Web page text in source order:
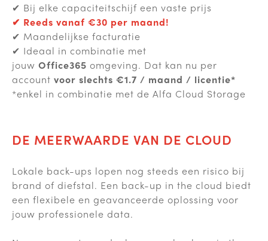
✔ Bij elke capaciteitschijf een vaste prijs
✔ Reeds vanaf €30 per maand!
✔ Maandelijkse facturatie
✔ Ideaal in combinatie met
jouw Office365 omgeving. Dat kan nu per
account voor slechts €1.7 / maand / licentie*
*enkel in combinatie met de Alfa Cloud Storage
DE MEERWAARDE VAN DE CLOUD
Lokale back-ups lopen nog steeds een risico bij
brand of diefstal. Een back-up in the cloud biedt
een flexibele en geavanceerde oplossing voor
jouw professionele data.